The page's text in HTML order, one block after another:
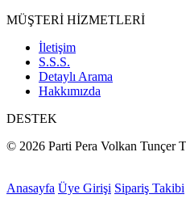
MÜŞTERİ HİZMETLERİ
İletişim
S.S.S.
Detaylı Arama
Hakkımızda
DESTEK
© 2026 Parti Pera Volkan Tunçer
Anasayfa Üye Girişi Sipariş Takibi